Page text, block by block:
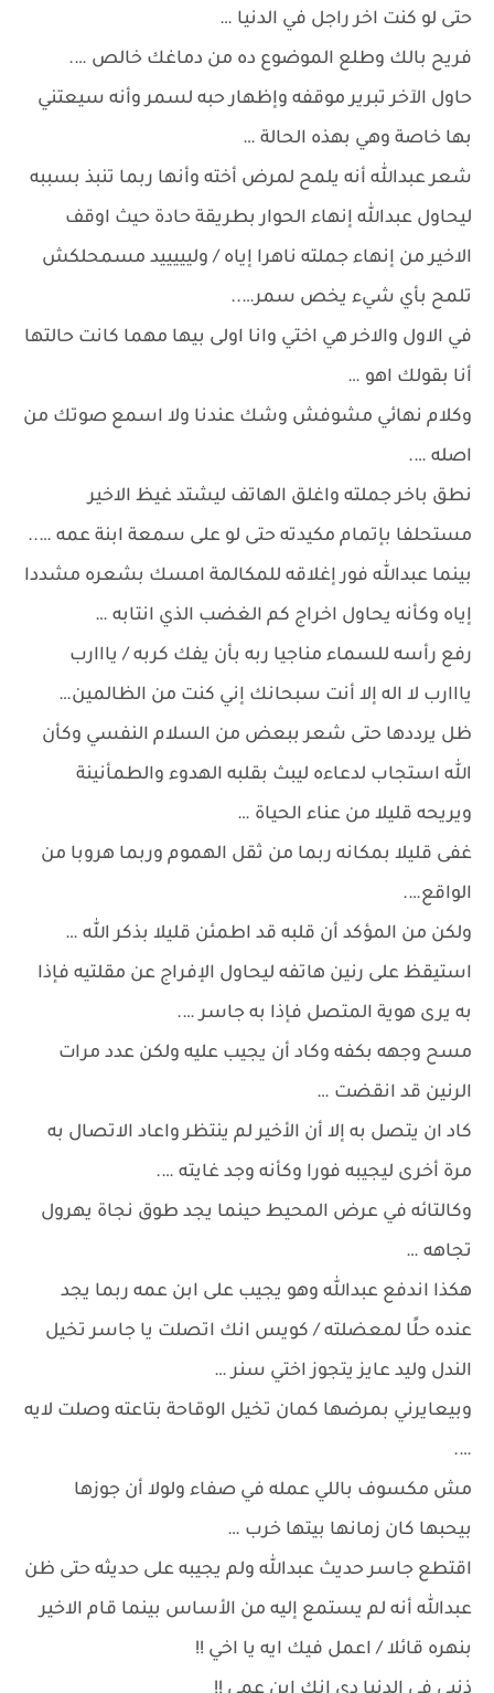
حتى لو كنت اخر راجل في الدنيا …
فريح بالك وطلع الموضوع ده من دماغك خالص ….
حاول الآخر تبرير موقفه وإظهار حبه لسمر وأنه سيعتني
بها خاصة وهي بهذه الحالة …
شعر عبدالله أنه يلمح لمرض أخته وأنها ربما تنبذ بسببه
ليحاول عبدالله إنهاء الحوار بطريقة حادة حيث اوقف
الاخير من إنهاء جملته ناهرا إياه / وليييييد مسمحلكش
تلمح بأي شيء يخص سمر…..
في الاول والاخر هي اختي وانا اولى بيها مهما كانت حالتها
أنا بقولك اهو …
وكلام نهائي مشوفش وشك عندنا ولا اسمع صوتك من
اصله ….
نطق باخر جملته واغلق الهاتف ليشتد غيظ الاخير
مستحلفا بإتمام مكيدته حتى لو على سمعة ابنة عمه …..
بينما عبدالله فور إغلاقه للمكالمة امسك بشعره مشددا
إياه وكأنه يحاول اخراج كم الغضب الذي انتابه …
رفع رأسه للسماء مناجيا ربه بأن يفك كربه / يااارب
يااارب لا اله إلا أنت سبحانك إني كنت من الظالمين…
ظل يرددها حتى شعر ببعض من السلام النفسي وكأن
الله استجاب لدعاءه ليبث بقلبه الهدوء والطمأنينة
ويريحه قليلا من عناء الحياة …
غفى قليلا بمكانه ربما من ثقل الهموم وربما هروبا من
الواقع….
ولكن من المؤكد أن قلبه قد اطمئن قليلا بذكر الله …
استيقظ على رنين هاتفه ليحاول الإفراج عن مقلتيه فإذا
به يرى هوية المتصل فإذا به جاسر ….
مسح وجهه بكفه وكاد أن يجيب عليه ولكن عدد مرات
الرنين قد انقضت …
كاد ان يتصل به إلا أن الأخير لم ينتظر واعاد الاتصال به
مرة أخرى ليجيبه فورا وكأنه وجد غايته ….
وكالتائه في عرض المحيط حينما يجد طوق نجاة يهرول
تجاهه …
هكذا اندفع عبدالله وهو يجيب على ابن عمه ربما يجد
عنده حلًا لمعضلته / كويس انك اتصلت يا جاسر تخيل
الندل وليد عايز يتجوز اختي سنر …
وبيعايرني بمرضها كمان تخيل الوقاحة بتاعته وصلت لايه
….
مش مكسوف باللي عمله في صفاء ولولا أن جوزها
بيحبها كان زمانها بيتها خرب …
اقتطع جاسر حديث عبدالله ولم يجيبه على حديثه حتى ظن
عبدالله أنه لم يستمع إليه من الأساس بينما قام الاخير
بنهره قائلا / اعمل فيك ايه يا اخي !!